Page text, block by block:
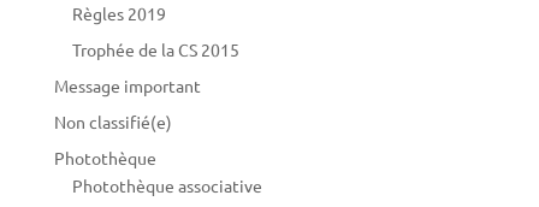
Règles 2019
Trophée de la CS 2015
Message important
Non classifié(e)
Photothèque
Photothèque associative